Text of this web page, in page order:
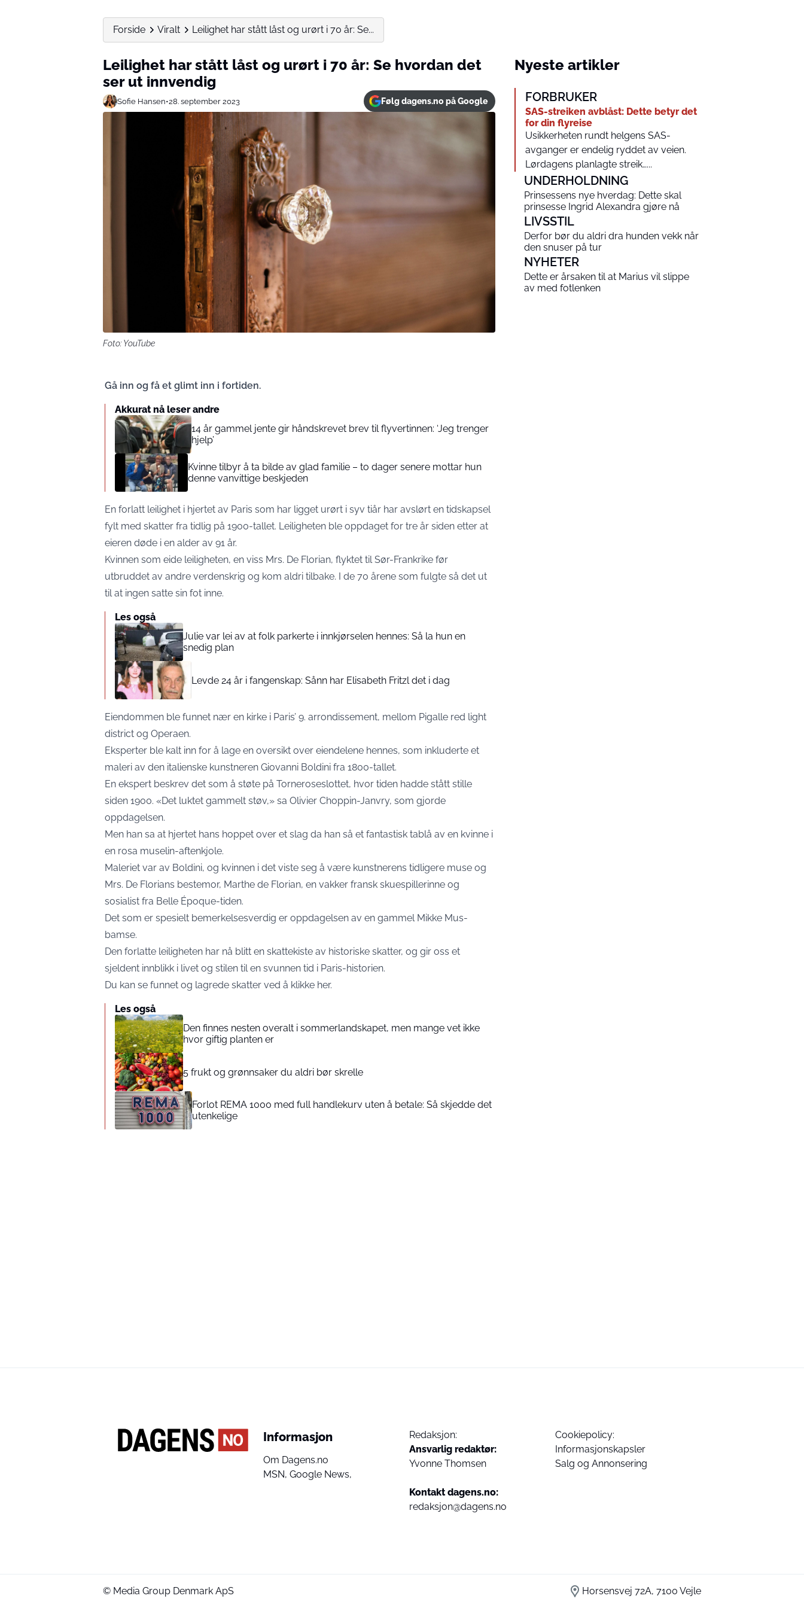
Forside Viralt Leilighet har stått låst og urørt i 70 år: Se...
Leilighet har stått låst og urørt i 70 år: Se hvordan det
ser ut innvendig
Sofie Hansen•28. september 2023 Følg dagens.no på Google
Foto: YouTube
Gå inn og få et glimt inn i fortiden.
Akkurat nå leser andre
14 år gammel jente gir håndskrevet brev til flyvertinnen: ‘Jeg trenger
hjelp’
Kvinne tilbyr å ta bilde av glad familie – to dager senere mottar hun
denne vanvittige beskjeden
En forlatt leilighet i hjertet av Paris som har ligget urørt i syv tiår har avslørt en tidskapsel
fylt med skatter fra tidlig på 1900-tallet. Leiligheten ble oppdaget for tre år siden etter at
eieren døde i en alder av 91 år.
Kvinnen som eide leiligheten, en viss Mrs. De Florian, flyktet til Sør-Frankrike før
utbruddet av andre verdenskrig og kom aldri tilbake. I de 70 årene som fulgte så det ut
til at ingen satte sin fot inne.
Les også
Julie var lei av at folk parkerte i innkjørselen hennes: Så la hun en
snedig plan
Levde 24 år i fangenskap: Sånn har Elisabeth Fritzl det i dag
Eiendommen ble funnet nær en kirke i Paris’ 9. arrondissement, mellom Pigalle red light
district og Operaen.
Eksperter ble kalt inn for å lage en oversikt over eiendelene hennes, som inkluderte et
maleri av den italienske kunstneren Giovanni Boldini fra 1800-tallet.
En ekspert beskrev det som å støte på Torneroseslottet, hvor tiden hadde stått stille
siden 1900. «Det luktet gammelt støv,» sa Olivier Choppin-Janvry, som gjorde
oppdagelsen.
Men han sa at hjertet hans hoppet over et slag da han så et fantastisk tablå av en kvinne i
en rosa muselin-aftenkjole.
Maleriet var av Boldini, og kvinnen i det viste seg å være kunstnerens tidligere muse og
Mrs. De Florians bestemor, Marthe de Florian, en vakker fransk skuespillerinne og
sosialist fra Belle Époque-tiden.
Det som er spesielt bemerkelsesverdig er oppdagelsen av en gammel Mikke Mus-
bamse.
Den forlatte leiligheten har nå blitt en skattekiste av historiske skatter, og gir oss et
sjeldent innblikk i livet og stilen til en svunnen tid i Paris-historien.
Du kan se funnet og lagrede skatter ved å klikke her.
Les også
Den finnes nesten overalt i sommerlandskapet, men mange vet ikke
hvor giftig planten er
5 frukt og grønnsaker du aldri bør skrelle
Forlot REMA 1000 med full handlekurv uten å betale: Så skjedde det
utenkelige
Nyeste artikler
FORBRUKER
SAS-streiken avblåst: Dette betyr det
for din flyreise
Usikkerheten rundt helgens SAS-
avganger er endelig ryddet av veien.
Lørdagens planlagte streik…...
UNDERHOLDNING
Prinsessens nye hverdag: Dette skal
prinsesse Ingrid Alexandra gjøre nå
LIVSSTIL
Derfor bør du aldri dra hunden vekk når
den snuser på tur
NYHETER
Dette er årsaken til at Marius vil slippe
av med fotlenken
Informasjon
Om Dagens.no
MSN, Google News,
Redaksjon:
Ansvarlig redaktør:
Yvonne Thomsen
Kontakt dagens.no:
redaksjon@dagens.no
Cookiepolicy:
Informasjonskapsler
Salg og Annonsering
© Media Group Denmark ApS Horsensvej 72A, 7100 Vejle